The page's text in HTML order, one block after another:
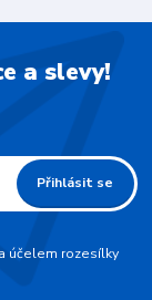
a slevy!
Přihlásit se
účelem rozesílky